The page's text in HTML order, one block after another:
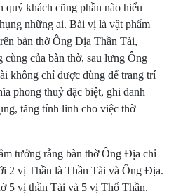
khách cũng phần nào hiểu
những ai. Bài vị là vật phẩm
bàn thờ Ông Địa Thần Tài,
của bàn thờ, sau lưng Ông
không chỉ được dùng để trang trí
phong thuỷ đặc biệt, ghi danh
tăng tính linh cho việc thờ
tưởng rằng bàn thờ Ông Địa chỉ
2 vị Thần là Thần Tài và Ông Địa.
5 vị thần Tài và 5 vị Thổ Thần.